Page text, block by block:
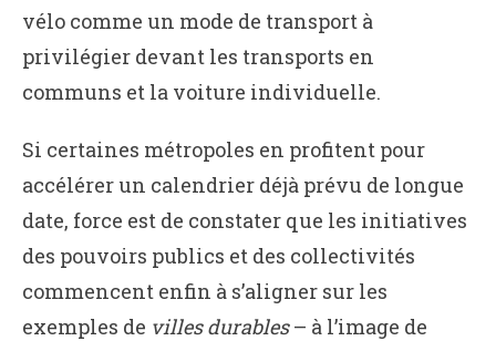
vélo comme un mode de transport à
privilégier devant les transports en
communs et la voiture individuelle.
Si certaines métropoles en profitent pour
accélérer un calendrier déjà prévu de longue
date, force est de constater que les initiatives
des pouvoirs publics et des collectivités
commencent enfin à s’aligner sur les
exemples de villes durables– à l’image de